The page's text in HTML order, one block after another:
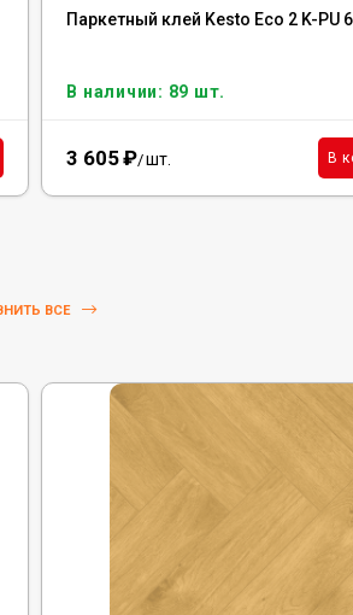
Паркетный клей Kesto Eco 2 K-PU
В наличии: 89 шт.
3 605₽/шт. В
ВСЕ